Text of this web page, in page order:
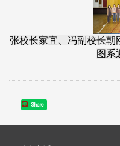
张校长家宜、冯副校长朝
图系
Share